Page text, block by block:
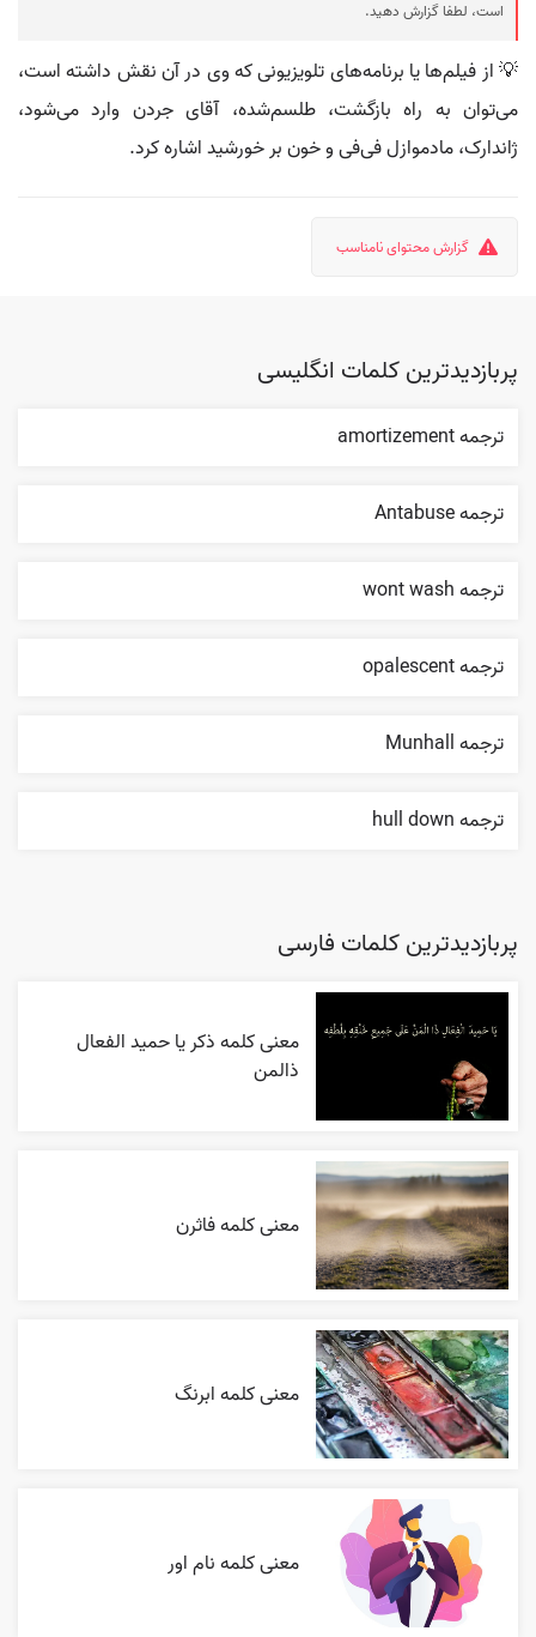
است، لطفا گزارش دهید.
💡 از فیلم‌ها یا برنامه‌های تلویزیونی که وی در آن نقش داشته است،
می‌توان به راه بازگشت، طلسم‌شده، آقای جردن وارد می‌شود،
ژاندارک، مادموازل فی‌فی و خون بر خورشید اشاره کرد.
گزارش محتوای نامناسب
پربازدیدترین کلمات انگلیسی
ترجمه amortizement
ترجمه Antabuse
ترجمه wont wash
ترجمه opalescent
ترجمه Munhall
ترجمه hull down
پربازدیدترین کلمات فارسی
معنی کلمه ذکر یا حمید الفعال
ذالمن
معنی کلمه فاثرن
معنی کلمه ابرنگ
معنی کلمه نام اور